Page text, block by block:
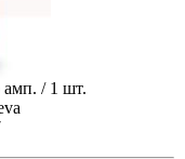
амп. / 1 шт.